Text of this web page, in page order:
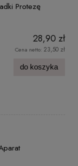
Protezę
28,90 zł
Cena netto: 23,50 zł
do koszyka